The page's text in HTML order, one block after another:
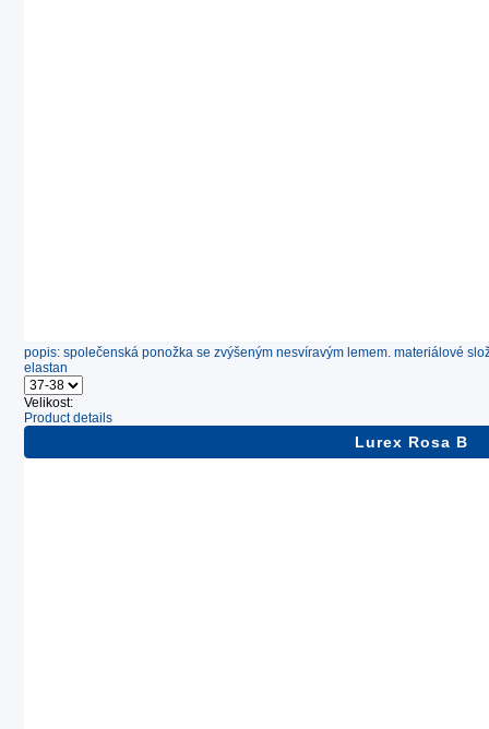
popis: společenská ponožka se zvýšeným nesvíravým lemem. materiálové
elastan
Velikost:
Product details
Lurex Rosa B